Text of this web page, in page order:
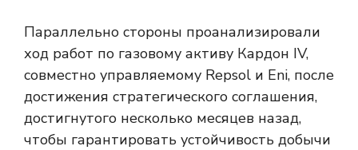
Параллельно стороны проанализировали
ход работ по газовому активу Кардон IV,
совместно управляемому Repsol и Eni, после
достижения стратегического соглашения,
достигнутого несколько месяцев назад,
чтобы гарантировать устойчивость добычи